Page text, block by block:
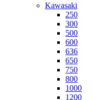
Kawasaki
250
300
500
600
636
650
750
800
1000
1200